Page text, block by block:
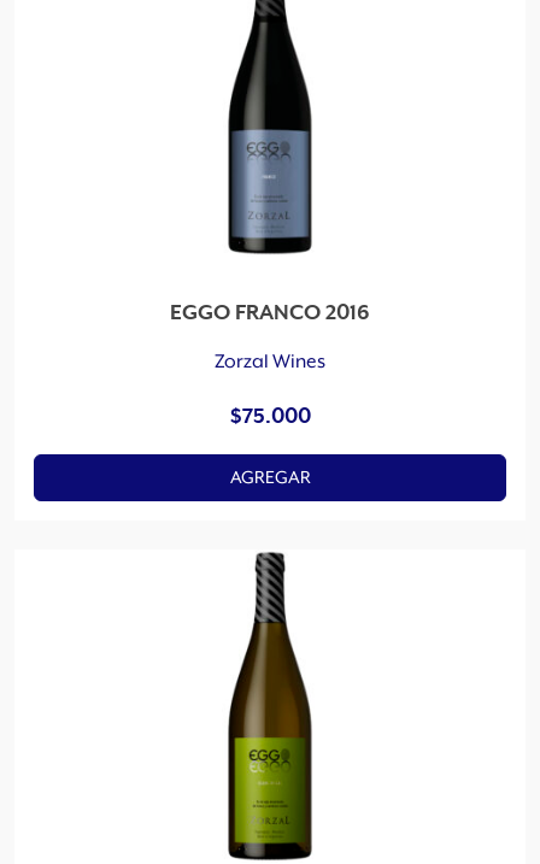
EGGO FRANCO 2016
Zorzal Wines
$75.000
AGREGAR